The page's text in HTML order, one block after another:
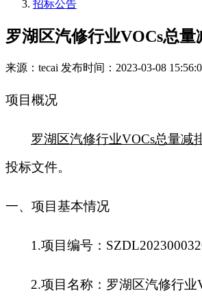
招标公告
罗湖区汽修行业VOCs总
来源：tecai 发布时间：2023-03-08
项目概况
罗湖区汽修行业VOCs总量减
投标文件。
一、项目基本情况
1.项目编号：
2.项目名称：罗湖区汽修行业